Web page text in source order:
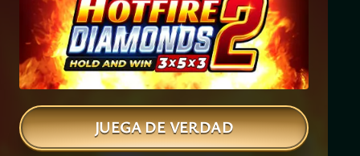
JUEGA DE VERDAD